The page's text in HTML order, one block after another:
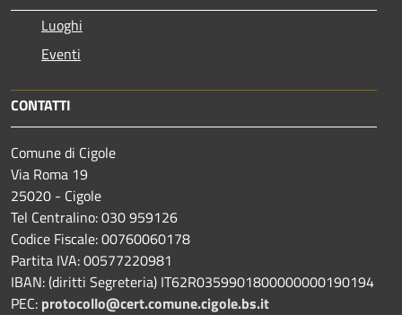
Luoghi
Eventi
CONTATTI
Comune di Cigole
Via Roma 19
25020 - Cigole
Tel Centralino: 030 959126
Codice Fiscale: 00760060178
Partita IVA: 00577220981
IBAN: (diritti Segreteria) IT62R0359901800000000190194
PEC: protocollo@cert.comune.cigole.bs.it